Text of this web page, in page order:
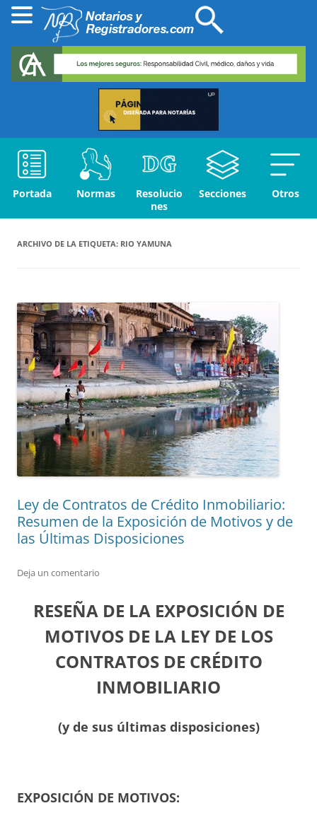
Portada Normas
Resolucio
nes
Secciones Otros
ARCHIVO DE LA ETIQUETA: RIO YAMUNA
Ley de Contratos de Crédito Inmobiliario:
Resumen de la Exposición de Motivos y de
las Últimas Disposiciones
Deja un comentario
RESEÑA DE LA EXPOSICIÓN DE
MOTIVOS DE LA LEY DE LOS
CONTRATOS DE CRÉDITO
INMOBILIARIO
(y de sus últimas disposiciones)
EXPOSICIÓN DE MOTIVOS: